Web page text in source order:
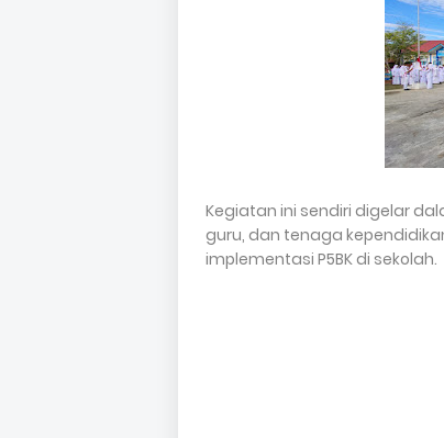
Kegiatan ini sendiri digelar
guru, dan tenaga
implementasi P5BK di sekolah.